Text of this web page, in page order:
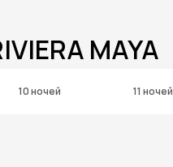
MAYA
10 ночей 11 ночей